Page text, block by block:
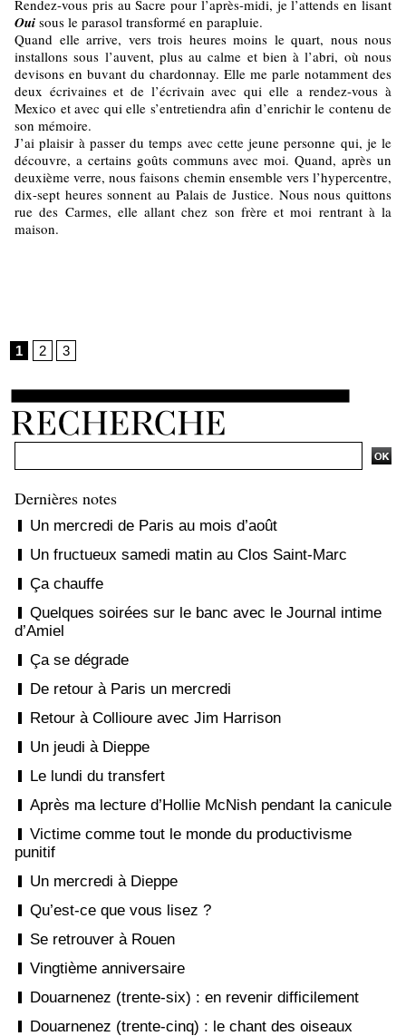
Dernières notes
Un mercredi de Paris au mois d’août
Un fructueux samedi matin au Clos Saint-Marc
Ça chauffe
Quelques soirées sur le banc avec le Journal intime
d’Amiel
Ça se dégrade
De retour à Paris un mercredi
Retour à Collioure avec Jim Harrison
Un jeudi à Dieppe
Le lundi du transfert
Après ma lecture d’Hollie McNish pendant la canicule
Victime comme tout le monde du productivisme
punitif
Un mercredi à Dieppe
Qu’est-ce que vous lisez ?
Se retrouver à Rouen
Vingtième anniversaire
Douarnenez (trente-six) : en revenir difficilement
Douarnenez (trente-cinq) : le chant des oiseaux
Rendez-vous pris au Sacre pour l’après-midi, je l’attends en lisant
Oui sous le parasol transformé en parapluie.
Quand elle arrive, vers trois heures moins le quart, nous nous
installons sous l’auvent, plus au calme et bien à l’abri, où nous
devisons en buvant du chardonnay. Elle me parle notamment des
deux écrivaines et de l’écrivain avec qui elle a rendez-vous à
Mexico et avec qui elle s’entretiendra afin d’enrichir le contenu de
son mémoire.
J’ai plaisir à passer du temps avec cette jeune personne qui, je le
découvre, a certains goûts communs avec moi. Quand, après un
deuxième verre, nous faisons chemin ensemble vers l’hypercentre,
dix-sept heures sonnent au Palais de Justice. Nous nous quittons
rue des Carmes, elle allant chez son frère et moi rentrant à la
maison.
1 2 3